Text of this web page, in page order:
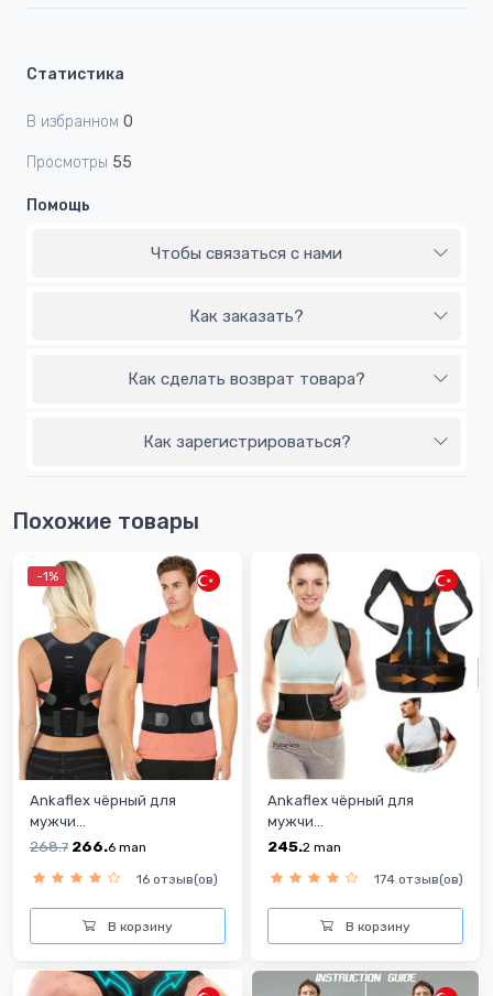
Статистика
В избранном 0
Просмотры 55
Помощь
Чтобы связаться с нами
Как заказать?
Как сделать возврат товара?
Как зарегистрироваться?
Похожие товары
-1%
Ankaflex чёрный для
мужчи...
268.7 266.6 man
16 отзыв(ов)
В корзину
Ankaflex чёрный для
мужчи...
245.2 man
174 отзыв(ов)
В корзину